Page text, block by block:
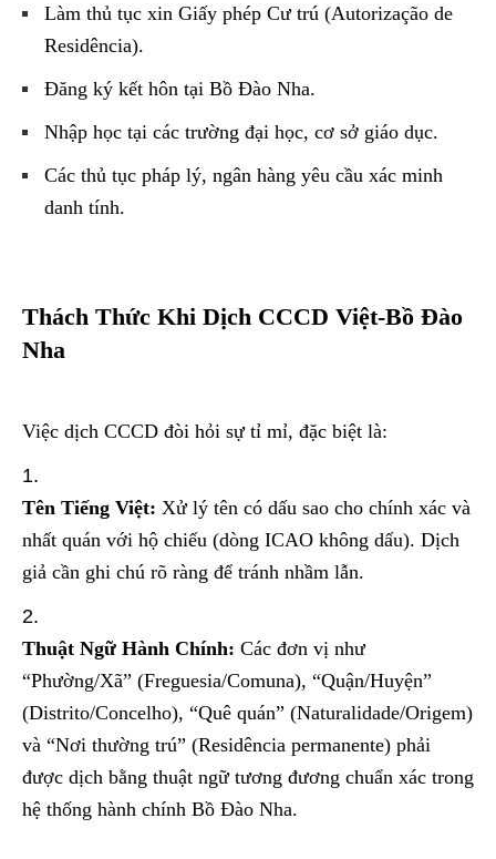
Làm thủ tục xin Giấy phép Cư trú (Autorização de
Residência).
Đăng ký kết hôn tại Bồ Đào Nha.
Nhập học tại các trường đại học, cơ sở giáo dục.
Các thủ tục pháp lý, ngân hàng yêu cầu xác minh
danh tính.
Thách Thức Khi Dịch CCCD Việt-Bồ Đào
Nha
Việc dịch CCCD đòi hỏi sự tỉ mỉ, đặc biệt là:
Tên Tiếng Việt: Xử lý tên có dấu sao cho chính xác và
nhất quán với hộ chiếu (dòng ICAO không dấu). Dịch
giả cần ghi chú rõ ràng để tránh nhầm lẫn.
Thuật Ngữ Hành Chính: Các đơn vị như
“Phường/Xã” (Freguesia/Comuna), “Quận/Huyện”
(Distrito/Concelho), “Quê quán” (Naturalidade/Origem)
và “Nơi thường trú” (Residência permanente) phải
được dịch bằng thuật ngữ tương đương chuẩn xác trong
hệ thống hành chính Bồ Đào Nha.